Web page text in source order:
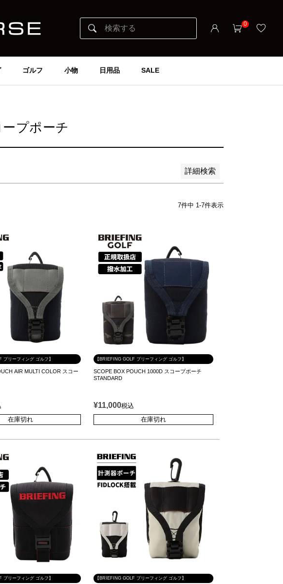
0
ゴルフ 小物 日用品 SALE
ープポーチ
詳細検索
検索
7件中 1-7件表示
ブリーフィング ゴルフ】
AIR MULTI COLOR スコー
在庫切れ
【BRIEFING GOLF ブリーフィング ゴルフ】
SCOPE BOX POUCH 1000D スコープポーチ
STANDARD
¥11,000税込
在庫切れ
ブリーフィング ゴルフ】 【BRIEFING GOLF ブリーフィング ゴルフ】